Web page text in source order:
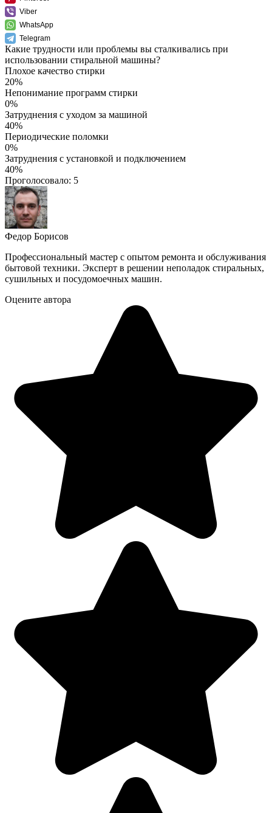
Viber
WhatsApp
Telegram
Какие трудности или проблемы вы сталкивались при
использовании стиральной машины?
Плохое качество стирки
20%
Непонимание программ стирки
0%
Затруднения с уходом за машиной
40%
Периодические поломки
0%
Затруднения с установкой и подключением
40%
Проголосовало: 5
Федор Борисов
Профессиональный мастер с опытом ремонта и обслуживания
бытовой техники. Эксперт в решении неполадок стиральных,
сушильных и посудомоечных машин.
Оцените автора